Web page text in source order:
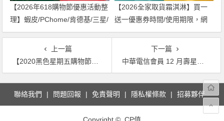
【2026年618購物節優惠活動整
理】蝦皮/PChome/肯德基/三星/
中華電信一次看！
【2026全家取貨霜淇淋】買一
送一優惠券時間/使用期限，網
購取件優惠！
上一篇
【2020黑色星期五購物節】好市多/PChome/Google/燦坤/家樂福/momo/蝦皮優惠搶先曝光！
下一篇
中華電信會員 12 月壽星折抵 40 元通話費！Hami Point 還有哪些功能？
文
導
聯絡我們 問題回報 免責聲明 隱私權條款 招募夥伴